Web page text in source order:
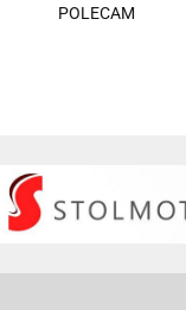
POLECAM